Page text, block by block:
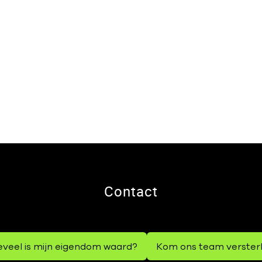
Contact
is mijn eigendom waard? Kom ons team